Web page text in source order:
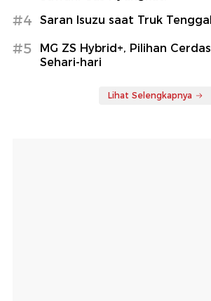
#4 Saran Isuzu saat Truk
#5
MG ZS Hybrid+, Pilihan
Sehari-hari
Lihat Selengkapnya